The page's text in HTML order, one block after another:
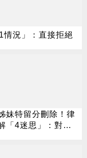
況」：直接拒絕
妹特留分刪除！律
「4迷思」：對頂
響最大